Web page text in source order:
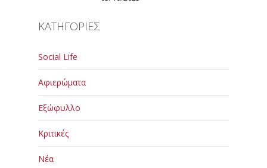
ΚΑΤΗΓΟΡΙΕΣ
Social Life
Αφιερώματα
Εξώφυλλο
Κριτικές
Νέα